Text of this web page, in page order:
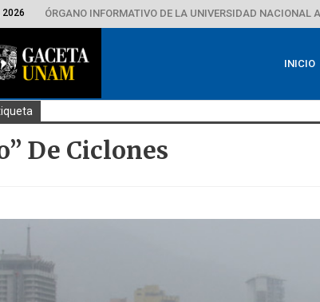
2026 ÓRGANO INFORMATIVO DE LA UNIVERSIDAD NACIONAL
INICIO
De Ciclones